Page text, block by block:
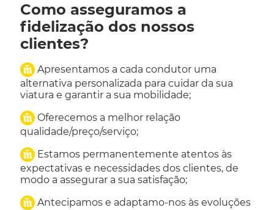
Como asseguramos a
fidelização dos nossos
clientes?
Apresentamos a cada condutor uma
alternativa personalizada para cuidar da sua
viatura e garantir a sua mobilidade;
Oferecemos a melhor relação
qualidade/preço/serviço;
Estamos permanentemente atentos às
expectativas e necessidades dos clientes, de
modo a assegurar a sua satisfação;
Antecipamos e adaptamo-nos às evoluções